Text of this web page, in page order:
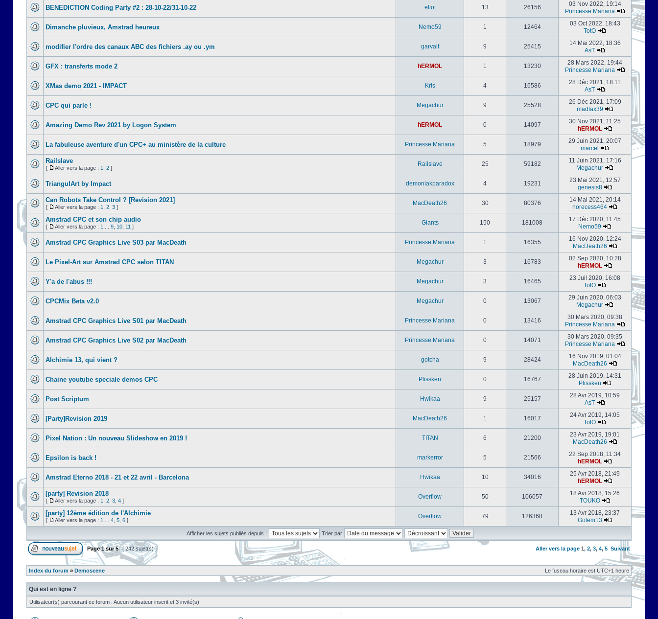
BENEDICTION Coding Party #2 : 28-10-22/31-10-22 eliot 13 26156
03 Nov 2022, 19:14
Princesse Mariana
Dimanche pluvieux, Amstrad heureux Nemo59 1 12464
03 Oct 2022, 18:43
TotO
modifier l'ordre des canaux ABC des fichiers .ay ou .ym garvalf 9 25415
14 Mai 2022, 18:36
AsT
GFX : transferts mode 2 hERMOL 1 13230
28 Mars 2022, 19:44
Princesse Mariana
XMas demo 2021 - IMPACT Kris 4 16586
28 Déc 2021, 18:11
AsT
CPC qui parle ! Megachur 9 25528
26 Déc 2021, 17:09
madlax39
Amazing Demo Rev 2021 by Logon System hERMOL 0 14097
30 Nov 2021, 11:25
hERMOL
La fabuleuse aventure d'un CPC+ au ministère de la culture Princesse Mariana 5 18979
29 Juin 2021, 20:07
marcel
Railslave
[ Aller vers la page : 1 2 ]
Railslave 25 59182
11 Juin 2021, 17:16
Megachur
TriangulArt by Impact demoniakparadox 4 19231
23 Mai 2021, 12:57
genesis8
Can Robots Take Control ? [Revision 2021]
[ Aller vers la page : 1 2 3 ]
MacDeath26 30 80376
14 Mai 2021, 20:14
norecess464
Amstrad CPC et son chip audio
[ Aller vers la page : 1 9 10 11 ]
Giants 150 181008
17 Déc 2020, 11:45
Nemo59
Amstrad CPC Graphics Live S03 par MacDeath Princesse Mariana 1 16355
16 Nov 2020, 12:24
MacDeath26
Le Pixel-Art sur Amstrad CPC selon TITAN Megachur 3 16783
02 Sep 2020, 10:28
hERMOL
Y'a de l'abus !!! Megachur 3 16465
23 Juil 2020, 16:08
TotO
CPCMix Beta v2.0 Megachur 0 13067
29 Juin 2020, 06:03
Megachur
Amstrad CPC Graphics Live S01 par MacDeath Princesse Mariana 0 13416
30 Mars 2020, 09:38
Princesse Mariana
Amstrad CPC Graphics Live S02 par MacDeath Princesse Mariana 0 14071
30 Mars 2020, 09:35
Princesse Mariana
Alchimie 13, qui vient ? gotcha 9 28424
16 Nov 2019, 01:04
MacDeath26
Chaine youtube speciale demos CPC Plissken 0 16767
28 Juin 2019, 14:31
Plissken
Post Scriptum Hwikaa 9 25157
28 Avr 2019, 10:59
AsT
[Party]Revision 2019 MacDeath26 1 16017
24 Avr 2019, 14:05
TotO
Pixel Nation : Un nouveau Slideshow en 2019 ! TITAN 6 21200
23 Avr 2019, 19:01
MacDeath26
Epsilon is back ! markerror 5 21566
22 Sep 2018, 11:34
hERMOL
Amstrad Eterno 2018 - 21 et 22 avril - Barcelona Hwikaa 10 34016
25 Avr 2018, 21:49
hERMOL
[party] Revision 2018
[ Aller vers la page : 1 2 3 4 ]
Overflow 50 106057
18 Avr 2018, 15:26
TOUKO
[party] 12ème édition de l'Alchimie
[ Aller vers la page : 1 4 5 6 ]
Overflow 79 126368
13 Avr 2018, 23:37
Golem13
Afficher les sujets publiés depuis : Trier par
Page1sur5 [ 242 sujet(s) ] Aller vers la page 1, 2, 3, 4, 5 Suivant
Index du forum » Demoscene Le fuseau horaire est UTC+1 heure
Qui est en ligne ?
Utilisateur(s) parcourant ce forum : Aucun utilisateur inscrit et 3 invité(s)